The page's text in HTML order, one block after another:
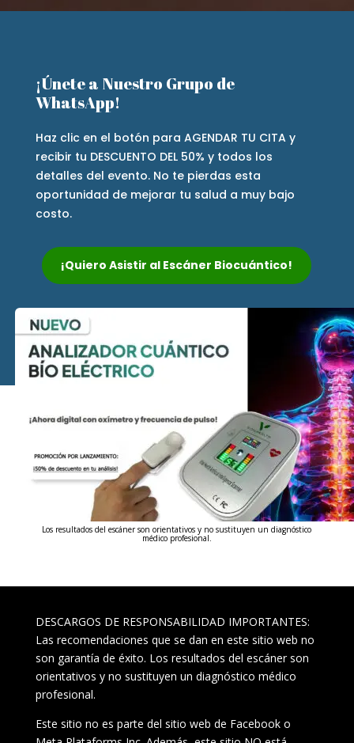
¡Únete a Nuestro Grupo de
WhatsApp!
Haz clic en el botón para AGENDAR TU CITA y
recibir tu DESCUENTO DEL 50% y todos los
detalles del evento. No te pierdas esta
oportunidad de mejorar tu salud a muy bajo
costo.
¡Quiero Asistir al Escáner Biocuántico!
Los resultados del escáner son orientativos y no sustituyen un diagnóstico
médico profesional.
DESCARGOS DE RESPONSABILIDAD IMPORTANTES:
Las recomendaciones que se dan en este sitio web no
son garantía de éxito. Los resultados del escáner son
orientativos y no sustituyen un diagnóstico médico
profesional.
Este sitio no es parte del sitio web de Facebook o